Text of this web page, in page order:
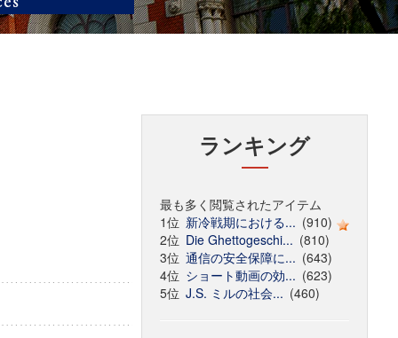
ランキング
最も多く閲覧されたアイテム
1位 新冷戦期における... (910)
2位 Die Ghettogeschi... (810)
3位 通信の安全保障に... (643)
4位 ショート動画の効... (623)
5位 J.S. ミルの社会... (460)